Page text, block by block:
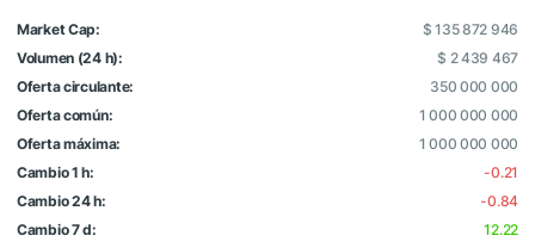
Market Cap:
$ 135 872 946
Volumen (24 h):
$ 2 439 467
Oferta circulante:
350 000 000
Oferta común:
1 000 000 000
Oferta máxima:
1 000 000 000
Cambio 1 h:
-0.21
Cambio 24 h:
-0.84
Cambio 7 d:
12.22